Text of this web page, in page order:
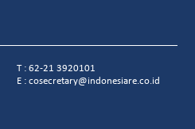
T : 62-21 3920101
E : cosecretary@indonesiare.co.id